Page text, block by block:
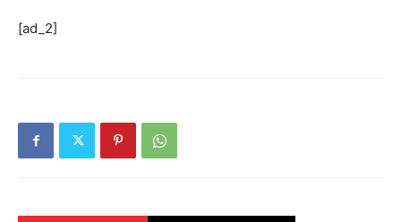
[ad_2]